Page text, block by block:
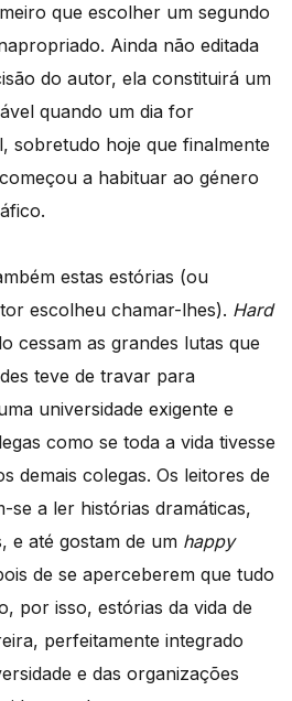
que escolher um segundo
Ainda não editada
do autor, ela constituirá um
quando um dia for
sobretudo hoje que finalmente
a habituar ao género
estas estórias (ou
escolheu chamar-lhes). Hard
cessam as grandes lutas que
teve de travar para
universidade exigente e
como se toda a vida tivesse
demais colegas. Os leitores de
se a ler histórias dramáticas,
e até gostam de um happy
de se aperceberem que tudo
por isso, estórias da vida de
perfeitamente integrado
e das organizações